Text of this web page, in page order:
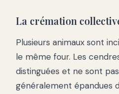
La crémation
Plusieurs animaux sont
le même four. Les
distinguées et ne sont
généralement épandues